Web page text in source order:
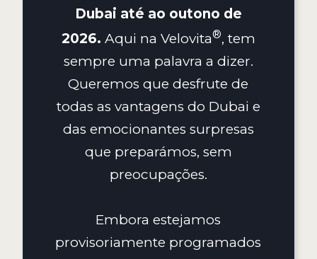
Dubai até ao outono de
2026. Aqui na Velovita
, tem
sempre uma palavra a dizer.
Queremos que desfrute de
todas as vantagens do Dubai e
das emocionantes surpresas
que preparámos, sem
preocupações.
Embora estejamos
provisoriamente programados